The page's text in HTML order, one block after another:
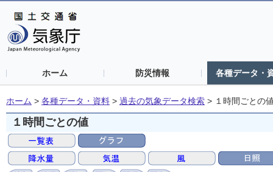
ホーム 防災情報 各種データ・
ホーム > 各種データ・資料 > 過去の気象データ検索 > １時間ごとの
１時間ごとの値